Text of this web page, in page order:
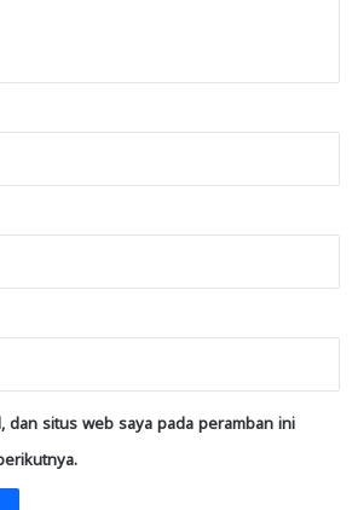
dan situs web saya pada peramban ini